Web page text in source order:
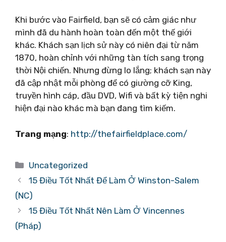
Khi bước vào Fairfield, bạn sẽ có cảm giác như
mình đã du hành hoàn toàn đến một thế giới
khác. Khách sạn lịch sử này có niên đại từ năm
1870, hoàn chỉnh với những tàn tích sang trọng
thời Nội chiến. Nhưng đừng lo lắng; khách sạn này
đã cập nhật mỗi phòng để có giường cỡ King,
truyền hình cáp, đầu DVD, Wifi và bất kỳ tiện nghi
hiện đại nào khác mà bạn đang tìm kiếm.
Trang mạng: http://thefairfieldplace.com/
Danh
mục
Uncategorized
15 Điều Tốt Nhất Để Làm Ở Winston-Salem
(NC)
15 Điều Tốt Nhất Nên Làm Ở Vincennes
(Pháp)